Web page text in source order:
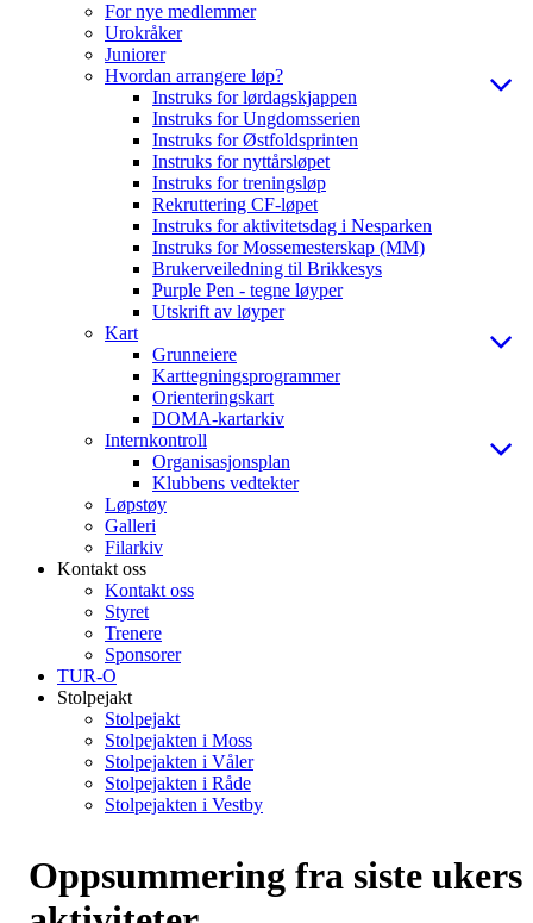
For nye medlemmer
Urokråker
Juniorer
Hvordan arrangere løp?
Instruks for lørdagskjappen
Instruks for Ungdomsserien
Instruks for Østfoldsprinten
Instruks for nyttårsløpet
Instruks for treningsløp
Rekruttering CF-løpet
Instruks for aktivitetsdag i Nesparken
Instruks for Mossemesterskap (MM)
Brukerveiledning til Brikkesys
Purple Pen - tegne løyper
Utskrift av løyper
Kart
Grunneiere
Karttegningsprogrammer
Orienteringskart
DOMA-kartarkiv
Internkontroll
Organisasjonsplan
Klubbens vedtekter
Løpstøy
Galleri
Filarkiv
Kontakt oss
Kontakt oss
Styret
Trenere
Sponsorer
TUR-O
Stolpejakt
Stolpejakt
Stolpejakten i Moss
Stolpejakten i Våler
Stolpejakten i Råde
Stolpejakten i Vestby
Oppsummering fra siste ukers